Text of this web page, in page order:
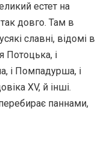
естет на
довго. Там в
славні, відомі в
Потоцька, і
і Помпадурша, і
XV, й інші.
паннами,